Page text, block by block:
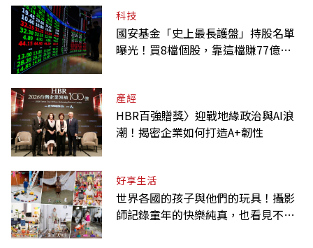
科技
國安基金「史上最長護盤」持股名單
曝光！買8檔個股，靠這檔賺77億最
產經
HBR百強贈獎〉迎戰地緣政治與AI浪
潮！揭密企業如何打造A+韌性
好享生活
世界各國的孩子與他們的玩具！攝影
師記錄童年的快樂純真，也看見不同